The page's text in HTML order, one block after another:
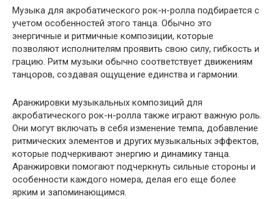
Музыка для акробатического рок-н-ролла подбирается с
учетом особенностей этого танца. Обычно это
энергичные и ритмичные композиции, которые
позволяют исполнителям проявить свою силу, гибкость и
грацию. Ритм музыки обычно соответствует движениям
танцоров, создавая ощущение единства и гармонии.
Аранжировки музыкальных композиций для
акробатического рок-н-ролла также играют важную роль.
Они могут включать в себя изменение темпа, добавление
ритмических элементов и других музыкальных эффектов,
которые подчеркивают энергию и динамику танца.
Аранжировки помогают подчеркнуть сильные стороны и
особенности каждого номера, делая его еще более
ярким и запоминающимся.